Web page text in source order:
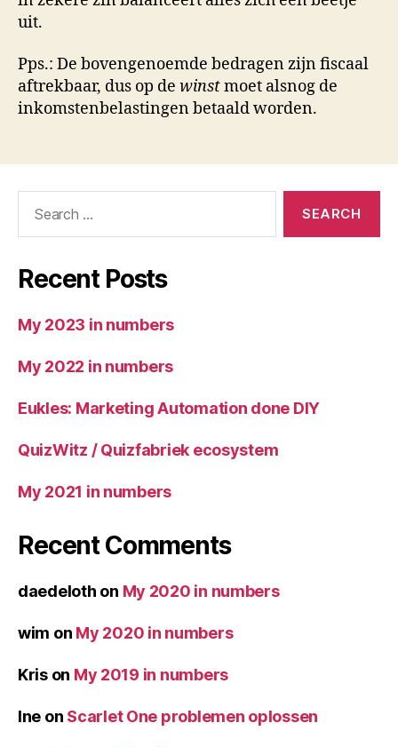
uit.
Pps.: De bovengenoemde bedragen zijn fiscaal
aftrekbaar, dus op de winstmoet alsnog de
inkomstenbelastingen betaald worden.
Recent Posts
My 2023 in numbers
My 2022 in numbers
Eukles: Marketing Automation done DIY
QuizWitz / Quizfabriek ecosystem
My 2021 in numbers
Recent Comments
daedeloth on My 2020 in numbers
wim on My 2020 in numbers
Krison My 2019 in numbers
Ine on Scarlet One problemen oplossen